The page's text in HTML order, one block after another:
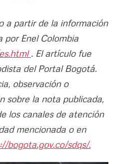
a partir de la información
por Enel Colombia
. El artículo fue
del Portal Bogotá.
observación o
sobre la nota publicada,
los canales de atención
mencionada o en
bogota.gov.co/sdqs/.